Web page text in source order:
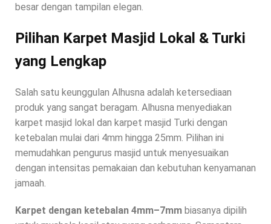
besar dengan tampilan elegan.
Pilihan Karpet Masjid Lokal & Turki
yang Lengkap
Salah satu keunggulan Alhusna adalah ketersediaan
produk yang sangat beragam. Alhusna menyediakan
karpet masjid lokal dan karpet masjid Turki dengan
ketebalan mulai dari 4mm hingga 25mm. Pilihan ini
memudahkan pengurus masjid untuk menyesuaikan
dengan intensitas pemakaian dan kebutuhan kenyamanan
jamaah.
Karpet dengan ketebalan 4mm–7mm biasanya dipilih